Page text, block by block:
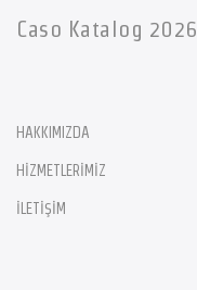
Caso Katalog 2026
HAKKIMIZDA
HİZMETLERİMİZ
İLETİŞİM